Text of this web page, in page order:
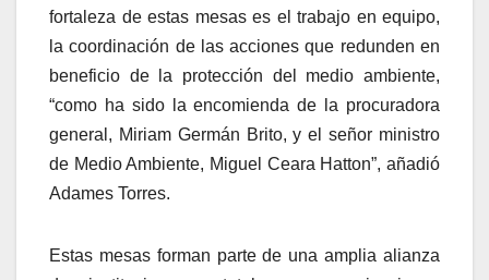
fortaleza de estas mesas es el trabajo en equipo,
la coordinación de las acciones que redunden en
beneficio de la protección del medio ambiente,
“como ha sido la encomienda de la procuradora
general, Miriam Germán Brito, y el señor ministro
de Medio Ambiente, Miguel Ceara Hatton”, añadió
Adames Torres.
Estas mesas forman parte de una amplia alianza